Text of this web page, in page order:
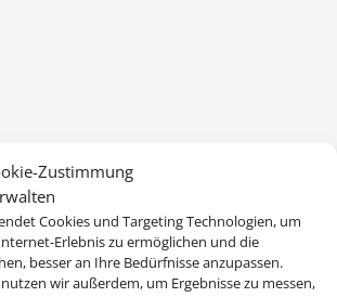
Zustimmung
Cookies und Targeting Technologien, um
Erlebnis zu ermöglichen und die
besser an Ihre Bedürfnisse anzupassen.
wir außerdem, um Ergebnisse zu messen,